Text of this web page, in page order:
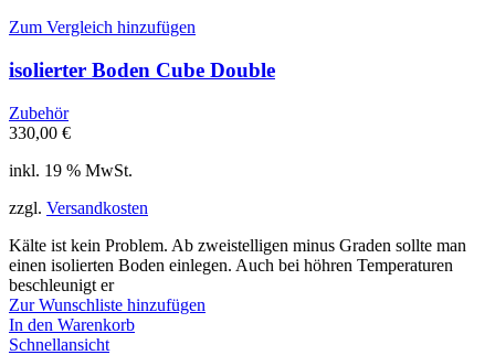
Zum Vergleich hinzufügen
isolierter Boden Cube Double
Zubehör
330,00 €
inkl. 19 % MwSt.
zzgl. Versandkosten
Kälte ist kein Problem. Ab zweistelligen minus Graden sollte man
einen isolierten Boden einlegen. Auch bei höhren Temperaturen
beschleunigt er
Zur Wunschliste hinzufügen
In den Warenkorb
Schnellansicht